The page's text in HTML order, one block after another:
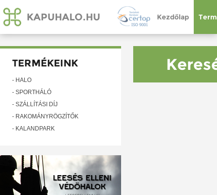
KAPUHALO.HU Kezdőlap
TERMÉKEINK
- HÁLÓ
- SPORTHÁLÓ
- SZÁLLÍTÁSI DÍJ
- RAKOMÁNYRÖGZÍTŐK
- KALANDPARK